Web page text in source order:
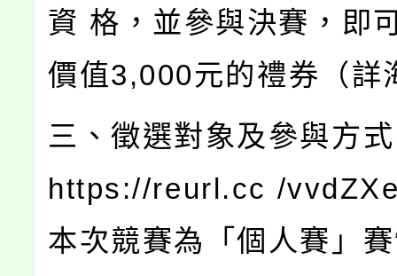
資 格，並參與決賽，即
價值3,000元的禮券（詳
三、徵選對象及參與方
https://reurl.cc /
本次競賽為「個人賽」